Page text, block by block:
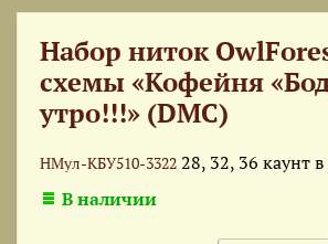
Набор ниток
схемы «Кофейня
утро!!!» (DMC)
НМул-КБУ510-3322 28, 32, 36 каунт
В наличии